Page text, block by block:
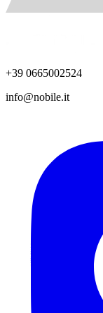
+39 0665002524
info@nobile.it